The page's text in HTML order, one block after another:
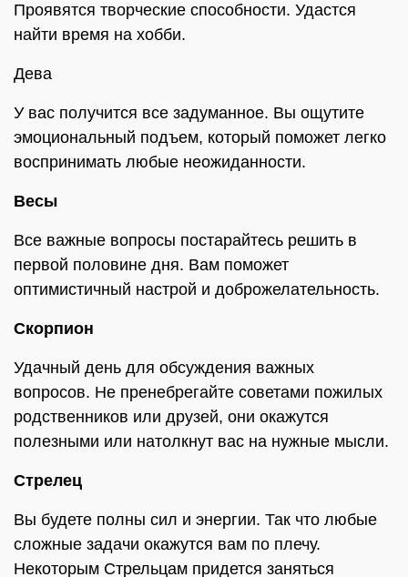
Проявятся творческие способности. Удастся
найти время на хобби.
Дева
У вас получится все задуманное. Вы ощутите
эмоциональный подъем, который поможет легко
воспринимать любые неожиданности.
Весы
Все важные вопросы постарайтесь решить в
первой половине дня. Вам поможет
оптимистичный настрой и доброжелательность.
Скорпион
Удачный день для обсуждения важных
вопросов. Не пренебрегайте советами пожилых
родственников или друзей, они окажутся
полезными или натолкнут вас на нужные мысли.
Стрелец
Вы будете полны сил и энергии. Так что любые
сложные задачи окажутся вам по плечу.
Некоторым Стрельцам придется заняться